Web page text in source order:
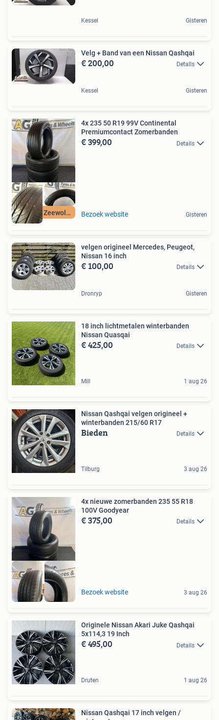
Kessel Gisteren
Velg + Band van een Nissan Qashqai
€ 200,00 Details
Kessel Gisteren
Beilen & Zeewolde
4x 235 50 R19 99V Continental
Premiumcontact Zomerbanden
€ 399,00 Details
Bezoek website Gisteren
velgen origineel Mercedes, Peugeot,
Nissan 16 inch
€ 100,00 Details
Dronryp Gisteren
18 inch lichtmetalen winterbanden
Nissan Quasqai
€ 425,00 Details
Mill 1 aug 26
Nissan Qashqai velgen origineel +
winterbanden 215/60 R17
Bieden Details
Tilburg 3 aug 26
Gratis montage
4x nieuwe zomerbanden 235 55 R18
100V Goodyear
€ 375,00 Details
Bezoek website 3 aug 26
Originele Nissan Akari Juke Qashqai
5x114,3 19 Inch
€ 495,00 Details
Druten 1 aug 26
Nissan Qashqai 17 inch velgen /